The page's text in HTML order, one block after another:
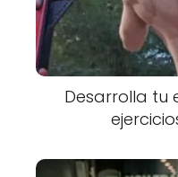
Desarrolla tu